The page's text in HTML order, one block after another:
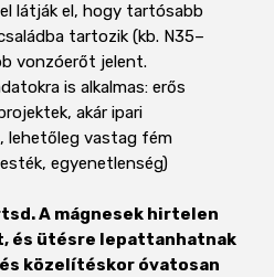
látják el, hogy tartósabb
tartozik (kb. N35–
vonzóerőt jelent.
is alkalmas: erős
akár ipari
lehetőleg vastag fém
egyenetlenség)
A mágnesek hirtelen
és ütésre lepattanhatnak
közelítéskor óvatosan